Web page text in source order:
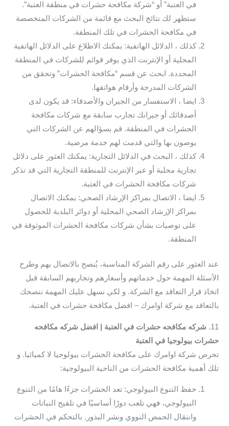
في العتبة” أو “شركة مكافحة حشرات في منطقة العتبة”.
ستظهر لك نتائج البحث مع قائمة من الشركات المتخصصة
في مكافحة الحشرات في تلك المنطقة.
كذلك ، الدلائل الهاتفية: يمكنك الاطلاع على الدلائل الهاتفية
المحلية أو الإنترنت الذي يوفر قوائم للشركات في المنطقة
المحددة. ابحث عن قسم “مكافحة الحشرات” وتحقق من
الشركات المدرجة وأرقام هواتفها.
ايضا ، الاستفسار من الجيران والأصدقاء: قد يكون لدى
أصدقائك أو جيرانك تجارب سابقة مع شركات مكافحة
الحشرات في المنطقة. قم بسؤالهم عن الشركات التي
يوصون بها والتي قدمت لهم خدمة مرضية.
كذلك ، البحث في الدلائل التجارية: يمكنك العثور على دلائل
تجارية محلية أو عبر الإنترنت للمنطقة التجارية التي قد تذكر
شركات مكافحة الحشرات في العتبة.
ايضا ، الاتصال بمراكز الإرشاد الصحي: يمكنك الاتصال
بمراكز الإرشاد الصحي المحلية أو دوائر البلدية للحصول
على توصيات بشأن شركات مكافحة الحشرات الموثوقة في
المنطقة.
عند العثور على رقم الشركة المناسبة، يُنصح بالاتصال بهم وطرح
الأسئلة المهمة حول خدماتهم وأسعارهم وتجاربهم السابقة قبل
اتخاذ قرار التعاقد مع الشركة. و لكي نسهل عليك المهمة ننصحك
بالتعاقد مع شركة اوامرك – افضل مكافحة حشرات في العتبة.
11.
شركه مكافحه حشرات في العتبة | افضل شركه مكافحه
حشرات بيولوجيا في العتبة
تحرص شركة اوامرك على مكافحة الحشرات بيولوجيا لا كميائيا. و
تلك أهمية مكافحة الحشرات من الناحية البيولوجية:
حفظ التنوع البيولوجي: تعد الحشرات جزءًا هامًا من التنوع
البيولوجي، فهي تلعب دورًا أساسيًا في تلقيح النباتات
وانتقال الحمض النووي ونشر البذور. بالتحكم في الحشرات